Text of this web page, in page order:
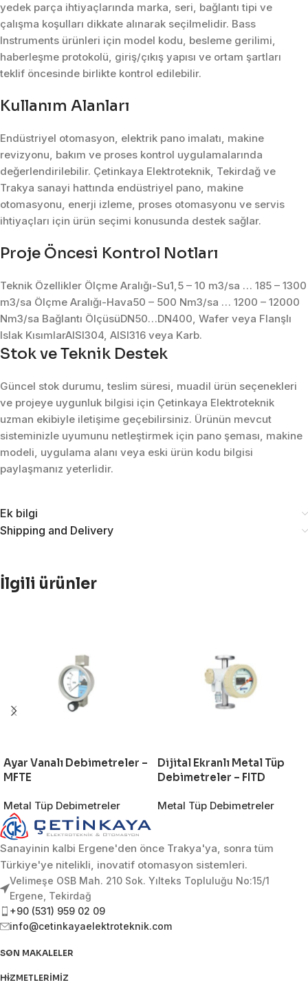
yedek parça ihtiyaçlarında marka, seri, bağlantı tipi ve
çalışma koşulları dikkate alınarak seçilmelidir. Bass
Instruments ürünleri için model kodu, besleme gerilimi,
haberleşme protokolü, giriş/çıkış yapısı ve ortam şartları
teklif öncesinde birlikte kontrol edilebilir.
Kullanım Alanları
Endüstriyel otomasyon, elektrik pano imalatı, makine
revizyonu, bakım ve proses kontrol uygulamalarında
değerlendirilebilir. Çetinkaya Elektroteknik, Tekirdağ ve
Trakya sanayi hattında endüstriyel pano, makine
otomasyonu, enerji izleme, proses otomasyonu ve servis
ihtiyaçları için ürün seçimi konusunda destek sağlar.
Proje Öncesi Kontrol Notları
Teknik Özellikler Ölçme Aralığı-Su1,5 – 10 m3/sa … 185 – 1300
m3/sa Ölçme Aralığı-Hava50 – 500 Nm3/sa … 1200 – 12000
Nm3/sa Bağlantı ÖlçüsüDN50…DN400, Wafer veya Flanşlı
Islak KısımlarAISI304, AISI316 veya Karb.
Stok ve Teknik Destek
Güncel stok durumu, teslim süresi, muadil ürün seçenekleri
ve projeye uygunluk bilgisi için Çetinkaya Elektroteknik
uzman ekibiyle iletişime geçebilirsiniz. Ürünün mevcut
sisteminizle uyumunu netleştirmek için pano şeması, makine
modeli, uygulama alanı veya eski ürün kodu bilgisi
paylaşmanız yeterlidir.
Ek bilgi
Shipping and Delivery
İlgili ürünler
Ayar Vanalı Debimetreler –
MFTE
Metal Tüp Debimetreler
Dijital Ekranlı Metal Tüp
Debimetreler – FITD
Metal Tüp Debimetreler
Sanayinin kalbi Ergene'den önce Trakya'ya, sonra tüm
Türkiye'ye nitelikli, inovatif otomasyon sistemleri.
Velimeşe OSB Mah. 210 Sok. Yılteks Topluluğu No:15/1
Ergene, Tekirdağ
+90 (531) 959 02 09
info@cetinkayaelektroteknik.com
SON MAKALELER
HIZMETLERIMIZ